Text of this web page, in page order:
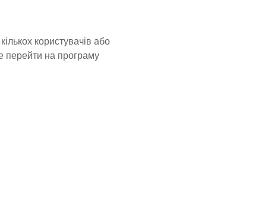
користувачів або
перейти на програму